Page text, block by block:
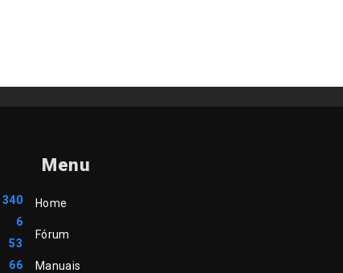
340
6
53
66
Menu
Home
Fórum
Manuais